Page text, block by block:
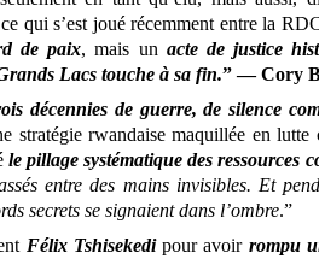
qui s’est joué récemment entre la
de paix, mais un acte de justice
Lacs touche à sa fin.” — Cory
décennies de guerre, de silence
rwandaise maquillée en lutte
le pillage systématique des ressources
entre des mains invisibles. Et
secrets se signaient dans l’ombre.”
Félix Tshisekedipour avoir rompu